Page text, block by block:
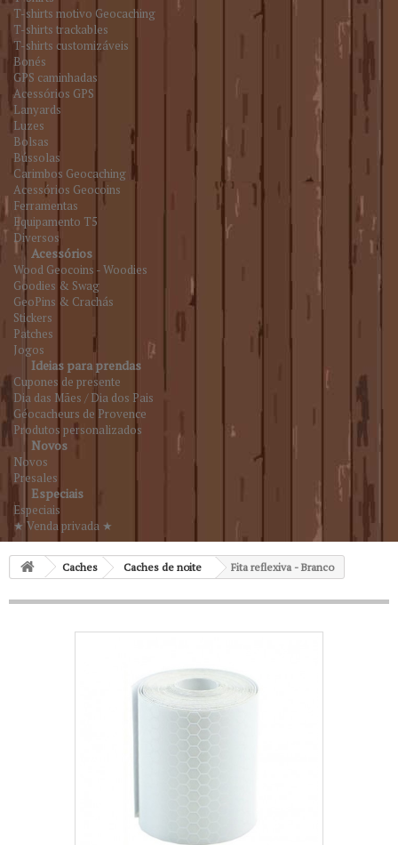
T-shirts motivo Geocaching
T-shirts trackables
T-shirts customizáveis
Bonés
GPS caminhadas
Acessórios GPS
Lanyards
Luzes
Bolsas
Bússolas
Carimbos Geocaching
Acessórios Geocoins
Ferramentas
Equipamento T5
Diversos
Acessórios
Wood Geocoins - Woodies
Goodies & Swag
GeoPins & Crachás
Stickers
Patches
Jogos
Ideias para prendas
Cupones de presente
Dia das Mães / Dia dos Pais
Géocacheurs de Provence
Produtos personalizados
Novos
Novos
Presales
Especiais
Especiais
★ Venda privada ★
Caches Caches de noite Fita reflexiva - Branco